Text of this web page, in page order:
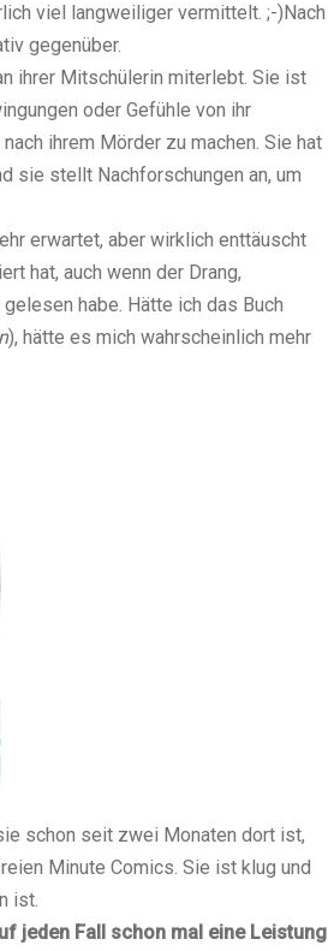
viel langweiliger vermittelt. ;-)Nach
gegenüber.
ihrer Mitschülerin miterlebt. Sie ist
oder Gefühle von ihr
ihrem Mörder zu machen. Sie hat
sie stellt Nachforschungen an, um
erwartet, aber wirklich enttäuscht
hat, auch wenn der Drang,
habe. Hätte ich das Buch
), hätte es mich wahrscheinlich mehr
schon seit zwei Monaten dort ist,
Minute Comics. Sie ist klug und
ist.
jeden Fall schon mal eine Leistung